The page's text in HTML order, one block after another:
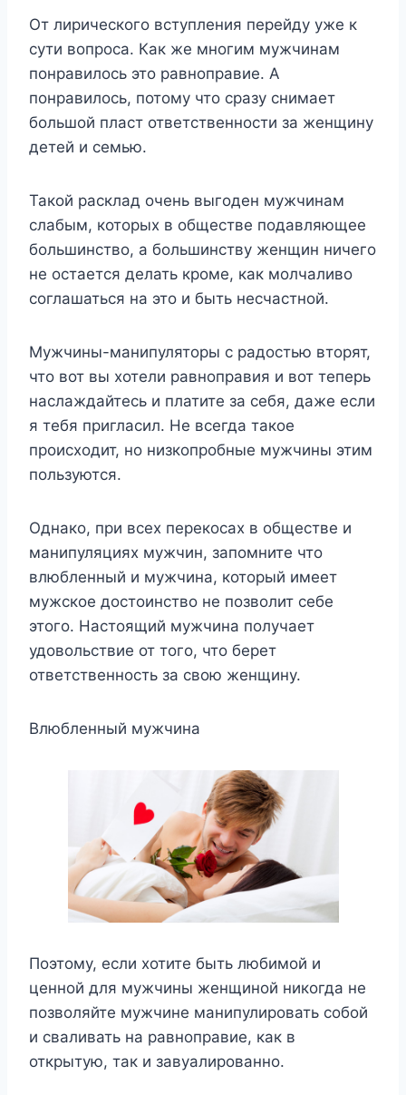
От лирического вступления перейду уже к
сути вопроса. Как же многим мужчинам
понравилось это равноправие. А
понравилось, потому что сразу снимает
большой пласт ответственности за женщину
детей и семью.
Такой расклад очень выгоден мужчинам
слабым, которых в обществе подавляющее
большинство, а большинству женщин ничего
не остается делать кроме, как молчаливо
соглашаться на это и быть несчастной.
Мужчины-манипуляторы c радостью вторят,
что вот вы хотели равноправия и вот теперь
наслаждайтесь и платите за себя, даже если
я тебя пригласил. Не всегда такое
происходит, но низкопробные мужчины этим
пользуются.
Однако, при всех перекосах в обществе и
манипуляциях мужчин, запомните что
влюбленный и мужчина, который имеет
мужское достоинство не позволит себе
этого. Настоящий мужчина получает
удовольствие от того, что берет
ответственность за свою женщину.
Влюбленный мужчина
Поэтому, если хотите быть любимой и
ценной для мужчины женщиной никогда не
позволяйте мужчине манипулировать собой
и сваливать на равноправие, как в
открытую, так и завуалированно.